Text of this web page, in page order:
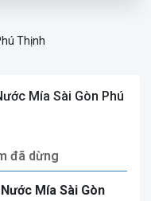
Thịnh
Mía Sài Gòn Phú
đã dừng
Mía Sài Gòn